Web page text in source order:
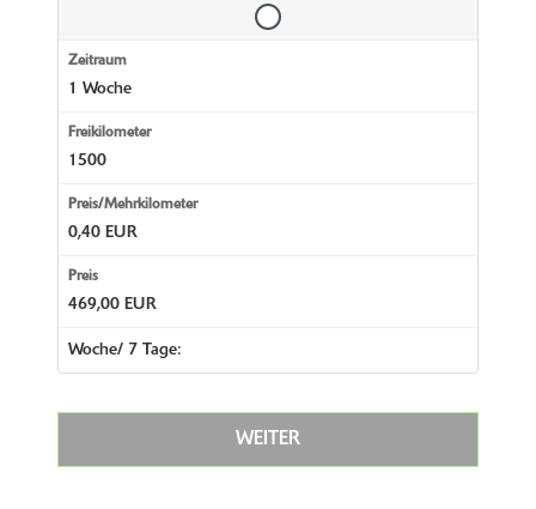
1 Woche
1500
0,40 EUR
469,00 EUR
Woche/ 7 Tage:
WEITER